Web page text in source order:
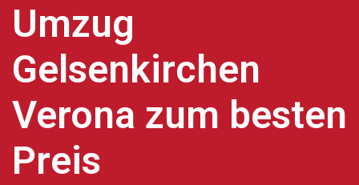
Umzug
Gelsenkirchen
Verona zum besten
Preis